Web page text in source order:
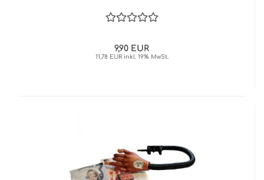
9,90 EUR
11,78 EUR inkl. 19% MwSt.